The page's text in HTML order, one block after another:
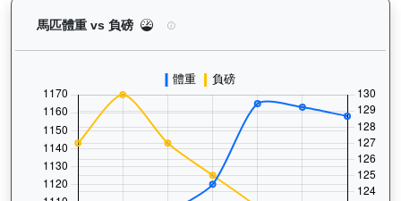
馬匹體重 vs 負磅 嘉應光彩（K134）— 馬匹體重與負磅